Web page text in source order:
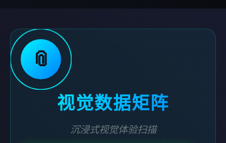
📎
视觉数据矩阵
沉浸式视觉体验扫描